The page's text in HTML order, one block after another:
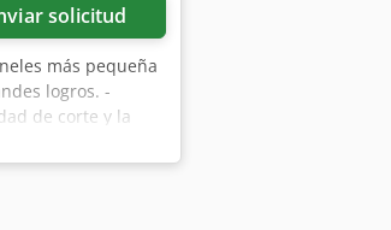
solicitud
más pequeña
logros. -
de corte y la
2600 mm
mm, a 45° máx.
Corte a
superior/inferior